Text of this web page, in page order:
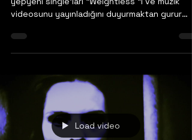
13 Mar 2025
Yayınlandı
Progressive/hard rock topluluğu Headless,
yepyeni single'ları "Weightless "ı ve müzik
videosunu yayınladığını duyurmaktan gurur